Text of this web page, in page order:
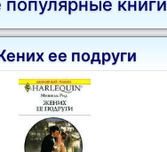
книги
ее подруги